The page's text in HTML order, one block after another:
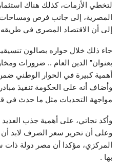
لتخطي الأزمات، كذلك هناك
المصرية، إلى جانب فرص ومساحات
إلى أن الاقتصاد المصري في طريقه
جاء ذلك خلال حواره بصالون
بعنوان” الدين العام .. ضرورات
أهمية كبيرة في الحوار الوطني
وأضاف أنه على الحكومة تنفيذ
مواجهة التحديات مثل ما حدث في
وأكد نجاتي، على أهمية جذب
وعلى أن تحرير سعر الصرف لابد
المركزي، مؤكدا أن مصر دولة ذات
بها .